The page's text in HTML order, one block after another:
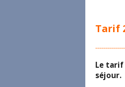
Tarif
Le tarif
séjour.